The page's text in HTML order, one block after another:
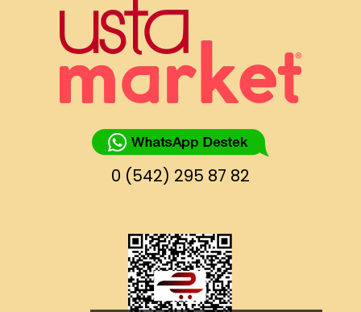
0 (542) 295 87 82